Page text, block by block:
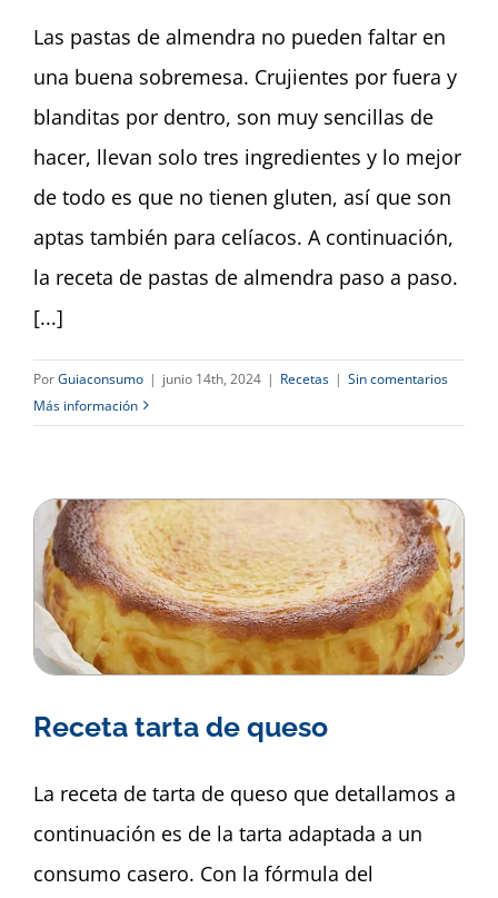
Dashboard
Las pastas de almendra no pueden faltar en
una buena sobremesa. Crujientes por fuera y
blanditas por dentro, son muy sencillas de
hacer, llevan solo tres ingredientes y lo mejor
de todo es que no tienen gluten, así que son
aptas también para celíacos. A continuación,
la receta de pastas de almendra paso a paso.
[...]
PorGuiaconsumo | junio 14th, 2024 | Recetas | Sin comentarios
Más información
Receta tarta de queso
La receta de tarta de queso que detallamos a
continuación es de la tarta adaptada a un
consumo casero. Con la fórmula del